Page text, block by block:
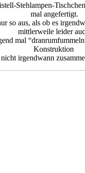
Stehlampen-
mal angefertigt.
so aus, als ob es
mittlerweile leider
mal
Konstruktion
nicht irgendwann